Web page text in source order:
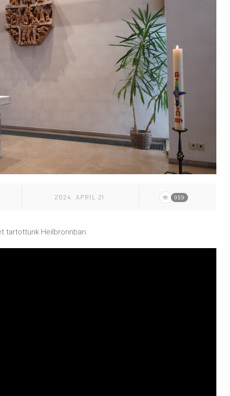
2024. APRIL 21 959
tartottunk Heilbronnban.